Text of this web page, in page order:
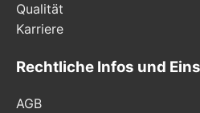
Qualität
Karriere
Rechtliche Infos und
AGB